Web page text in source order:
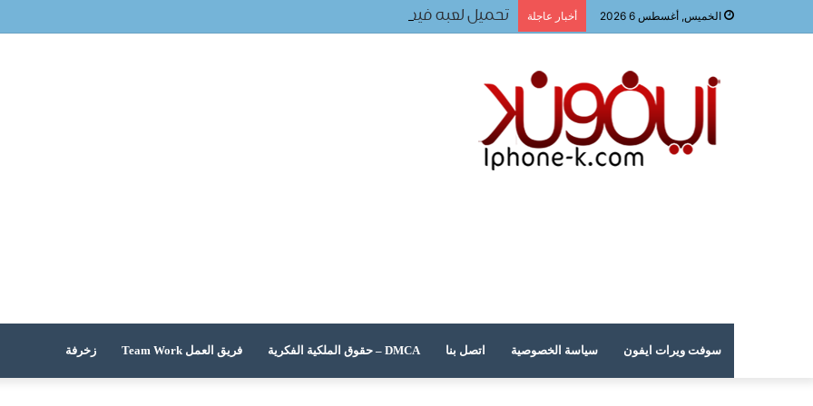
الخميس, أغسطس 6 2026 أخبار عاجلة تحميل لعبه فيفا ٢٠٢٤ للجوال
سوفت ويرات ايفون سياسة الخصوصية اتصل بنا DMCA – حقوق الملكية الفكرية فريق العمل Team Work زخرفة